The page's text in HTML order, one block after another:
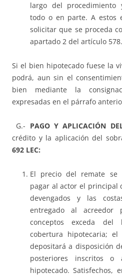
largo del procedimiento
todo o en parte. A estos
solicitar que se proceda
apartado 2 del artículo 578.
Si el bien hipotecado fuese la
podrá, aun sin el
bien mediante la
expresadas en el párrafo
G.- PAGO Y APLICACIÓN
crédito y la aplicación del
692 LEC:
El precio del remate se
pagar al actor el principal
devengados y las
entregado al
conceptos exceda
cobertura hipotecaria;
depositará a disposición
posteriores inscritos o
hipotecado. Satisfechos,